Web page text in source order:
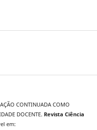
CONTINUADA COMO
DOCENTE. Revista Ciência
em: